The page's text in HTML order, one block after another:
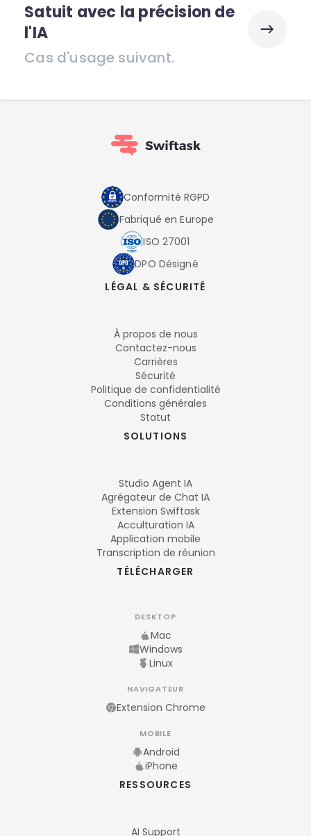
Satuit avec la précision de
l'IA
Cas d'usage suivant.
Conformité RGPD
Fabriqué en Europe
ISO 27001
DPO Désigné
LÉGAL & SÉCURITÉ
À propos de nous
Contactez-nous
Carrières
Sécurité
Politique de confidentialité
Conditions générales
Statut
SOLUTIONS
Studio Agent IA
Agrégateur de Chat IA
Extension Swiftask
Acculturation IA
Application mobile
Transcription de réunion
TÉLÉCHARGER
DESKTOP
Mac
Windows
Linux
NAVIGATEUR
Extension Chrome
MOBILE
Android
iPhone
RESSOURCES
AI Support